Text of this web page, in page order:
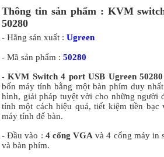
Thông tin sản phẩm : KVM
50280
- Hãng sản xuất : Ugreen
- Mã sản phẩm : 50280
-KVM Switch 4 port USB Ugreen 50280
bốn máy tính bằng một bàn phím duy
hình, giải pháp tuyệt vời cho những người
tính một cách hiệu quả, tiết kiệm tiền bạc
máy tính để bàn.
- Đầu vào : 4 cổngVGA và 4 cổng máy in
và bàn phím.